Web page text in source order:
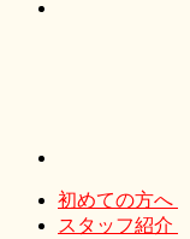
初めての方へ
スタッフ紹介